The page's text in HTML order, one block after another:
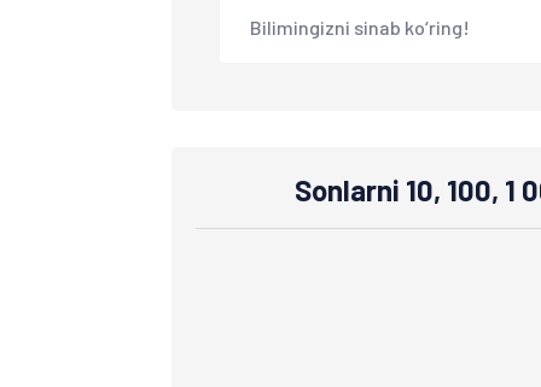
Bilimingizni sinab ko‘ring!
Sonlarni 10, 100, 1